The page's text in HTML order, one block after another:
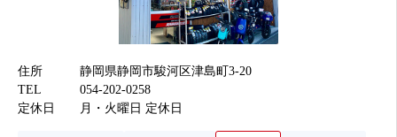
住所
静岡県静岡市駿河区津島町3-20
TEL
054-202-0258
定休日
月・火曜日 定休日